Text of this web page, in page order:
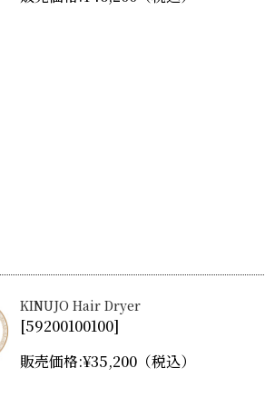
KINUJO Hair Dryer
[59200100100]
販売価格:¥35,200 （税込）